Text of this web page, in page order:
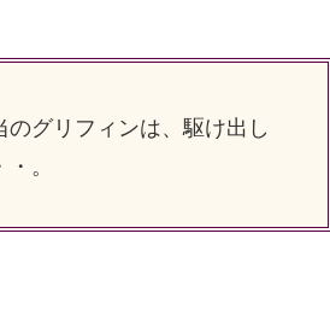
グリフィンは、駆け出し
。